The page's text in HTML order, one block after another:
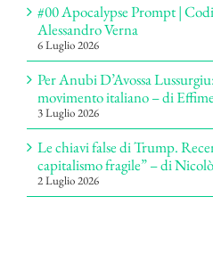
#00 Apocalypse Prompt |
Alessandro Verna
6 Luglio 2026
Per Anubi D’Avossa
movimento italiano – di
3 Luglio 2026
Le chiavi false di Trump.
capitalismo fragile” – di
2 Luglio 2026